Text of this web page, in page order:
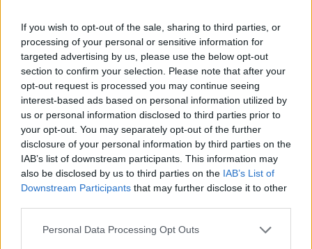
If you wish to opt-out of the sale, sharing to third parties, or
processing of your personal or sensitive information for
targeted advertising by us, please use the below opt-out
section to confirm your selection. Please note that after your
opt-out request is processed you may continue seeing
interest-based ads based on personal information utilized by
us or personal information disclosed to third parties prior to
your opt-out. You may separately opt-out of the further
disclosure of your personal information by third parties on the
IAB’s list of downstream participants. This information may
also be disclosed by us to third parties on the IAB’s List of
Downstream Participants that may further disclose it to other
Personal Data Processing Opt Outs
Hasznos
Impresszum
Szerzői jogok
Adatvédelmi tájékoztató
Cookie-kezelési tájékoztató
Hozzászólási szabályzat
Nyomtatott lapjaink archívuma
Székely Hírmondó archívuma